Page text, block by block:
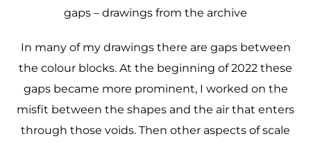
gaps – drawings from the archive
In many of my drawings there are gaps between
the colour blocks. At the beginning of 2022 these
gaps became more prominent, I worked on the
misfit between the shapes and the air that enters
through those voids. Then other aspects of scale